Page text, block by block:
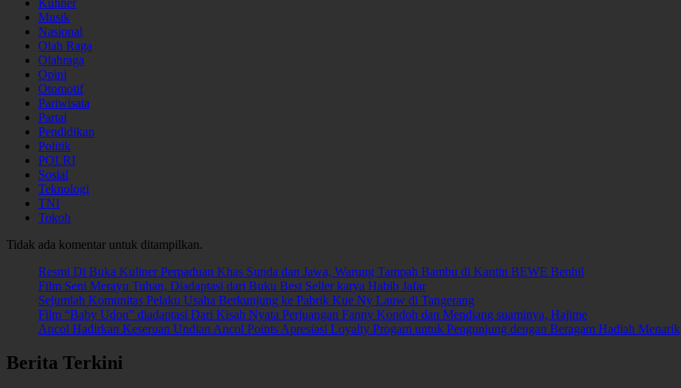
Kuliner
Musik
Nasional
Olah Raga
Olahraga
Opini
Otomotif
Pariwisata
Partai
Pendidikan
Politik
POLRI
Sosial
Teknologi
TNI
Tokoh
Tidak ada komentar untuk ditampilkan.
Resmi Di Buka Kuliner Perpaduan Khas Sunda dan Jawa, Warung Tampah Bambu di Kantin BEWE Benhil
Film Seni Merayu Tuhan, Diadaptasi dari Buku Best Seller karya Habib Jafar
Sejumlah Komunitas Pelaku Usaha Berkunjung ke Pabrik Kue Ny Lauw di Tangerang
Film “Baby Udon” diadaptasi Dari Kisah Nyata Perjuangan Fanny Kondoh dan Mendiang suaminya, Hajime
Ancol Hadirkan Keseruan Undian Ancol Points Apresiasi Loyalty Progam untuk Pengunjung dengan Beragam Hadiah Menarik
Berita Terkini